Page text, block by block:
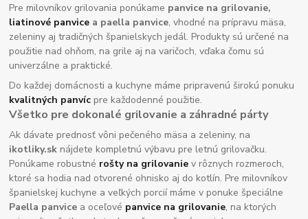
Pre milovníkov grilovania ponúkame panvice na grilovanie,
liatinové panvice a paella panvice, vhodné na prípravu mäsa,
zeleniny aj tradičných španielskych jedál. Produkty sú určené na
použitie nad ohňom, na grile aj na varičoch, vďaka čomu sú
univerzálne a praktické.
Do každej domácnosti a kuchyne máme pripravenú širokú ponuku
kvalitných panvíc pre každodenné použitie.
Všetko pre dokonalé grilovanie a záhradné párty
Ak dávate prednosť vôni pečeného mäsa a zeleniny, na
ikotliky.sk nájdete kompletnú výbavu pre letnú grilovačku.
Ponúkame robustné rošty na grilovanie v rôznych rozmeroch,
ktoré sa hodia nad otvorené ohnisko aj do kotlín. Pre milovníkov
španielskej kuchyne a veľkých porcií máme v ponuke špeciálne
Paella panvice a oceľové panvice na grilovanie, na ktorých